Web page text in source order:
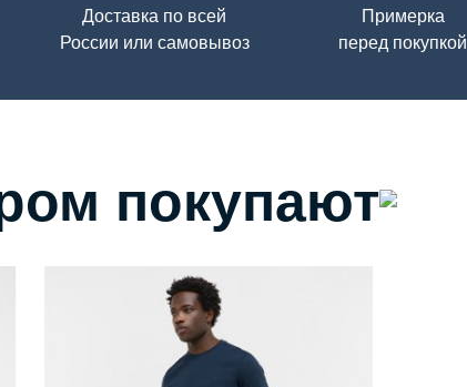
Доставка по всей
России или самовывоз
Примерка
перед покупкой
покупают